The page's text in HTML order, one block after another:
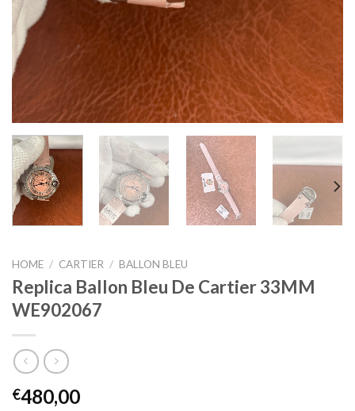
HOME / CARTIER / BALLON BLEU
Replica Ballon Bleu De Cartier 33MM
WE902067
€480,00